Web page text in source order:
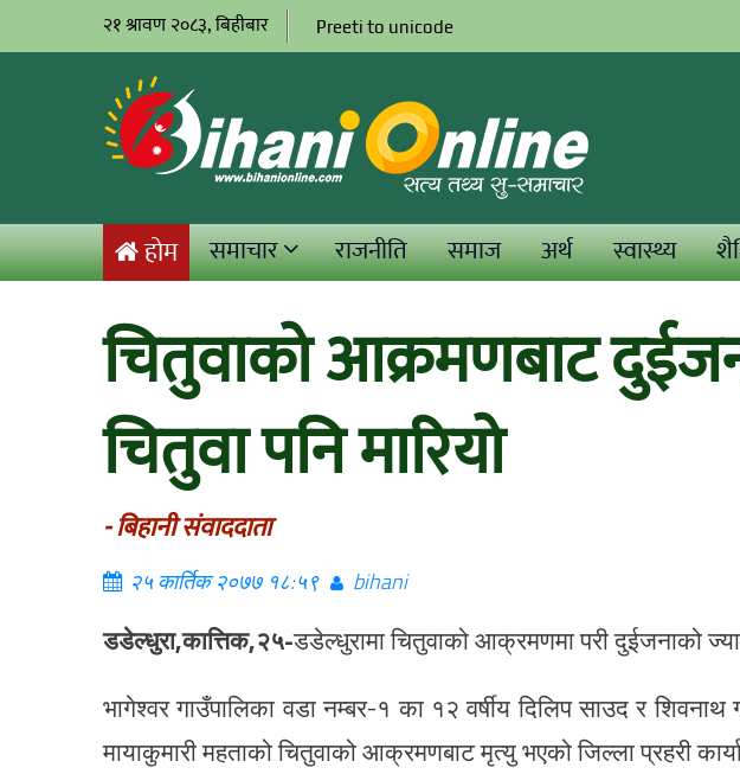
२१ श्रावण २०८३, बिहीबार Preeti to unicode
होम समाचार राजनीति समाज अर्थ स्वास्थ्य
चितुवाको आक्रमणबाट
चितुवा पनि मारियो
- बिहानी संवाददाता
२५ कार्तिक २०७७ १८:५९ bihani
डडेल्धुरा,कात्तिक,२५-डडेल्धुरामा चितुवाको आक्रमणमा परी दुईजनाको
भागेश्वर गाउँपालिका वडा नम्बर-१ का १२ वर्षीय दिलिप साउद र शिवनाथ
मायाकुमारी महताको चितुवाको आक्रमणबाट मृत्यु भएको जिल्ला प्रहरी